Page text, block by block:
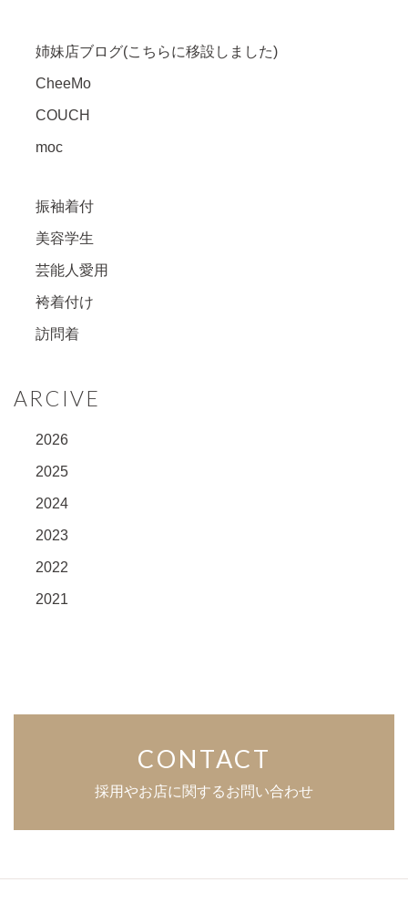
姉妹店ブログ(こちらに移設しました)
CheeMo
COUCH
moc
振袖着付
美容学生
芸能人愛用
袴着付け
訪問着
ARCIVE
2026
2025
2024
2023
2022
2021
CONTACT
採用やお店に関するお問い合わせ